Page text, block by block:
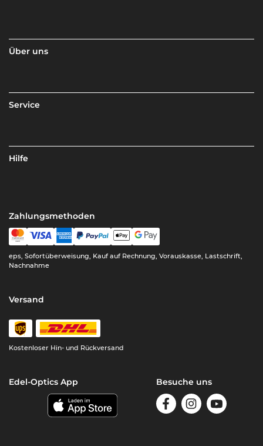
Über uns
Service
Hilfe
Zahlungsmethoden
eps, Sofortüberweisung, Kauf auf Rechnung, Vorauskasse, Lastschrift,
Nachnahme
Versand
Kostenloser Hin- und Rückversand
Edel-Optics App Besuche uns